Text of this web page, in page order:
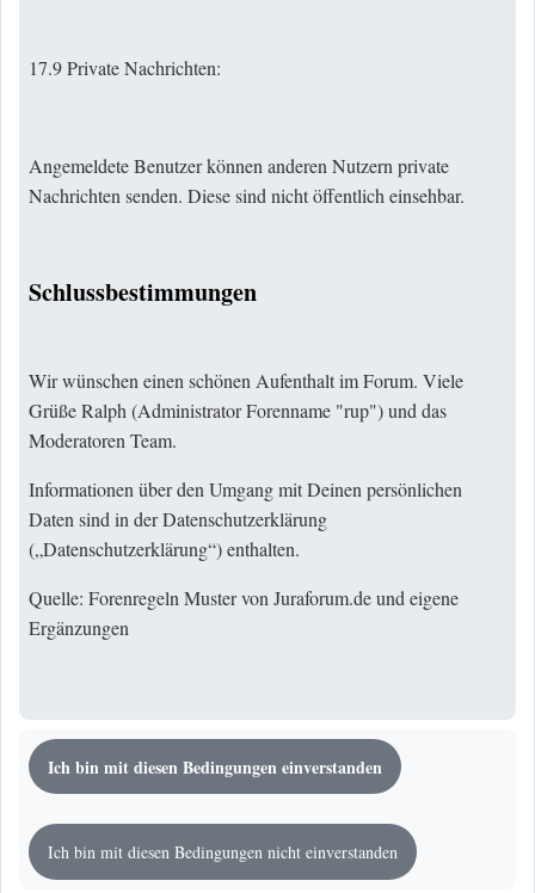
17.9 Private Nachrichten:
Angemeldete Benutzer können anderen Nutzern private
Nachrichten senden. Diese sind nicht öffentlich einsehbar.
Schlussbestimmungen
Wir wünschen einen schönen Aufenthalt im Forum. Viele
Grüße Ralph (Administrator Forenname "rup") und das
Moderatoren Team.
Informationen über den Umgang mit Deinen persönlichen
Daten sind in der Datenschutzerklärung
(„Datenschutzerklärung“) enthalten.
Quelle: Forenregeln Muster von Juraforum.de und eigene
Ergänzungen